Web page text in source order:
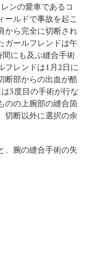
ンの愛車であるコ
ールドで事故を起こ
から完全に切断され
ガールフレンドは午
にも及ぶ縫合手術
フレンドは1月2日に
断部からの出血が酷
3度目の手術が行な
のの上腕部の縫合箇
切断以外に選択の余
、腕の縫合手術の失